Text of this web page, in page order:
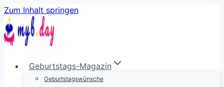
Zum Inhalt springen
Geburtstags-Magazin
Geburtstagswünsche